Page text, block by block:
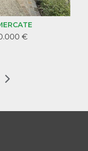
NEGOZIO A VIMERCATE